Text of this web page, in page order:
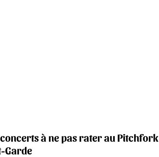
à ne pas rater au Pitchfork
Garde